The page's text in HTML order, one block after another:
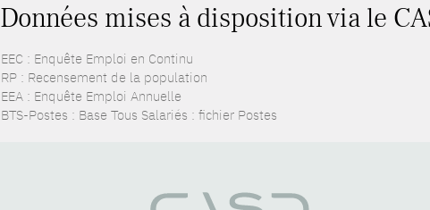
Données mises à disposition via le
EEC : Enquête Emploi en Continu
RP : Recensement de la population
EEA : Enquête Emploi Annuelle
BTS-Postes : Base Tous Salariés : fichier Postes